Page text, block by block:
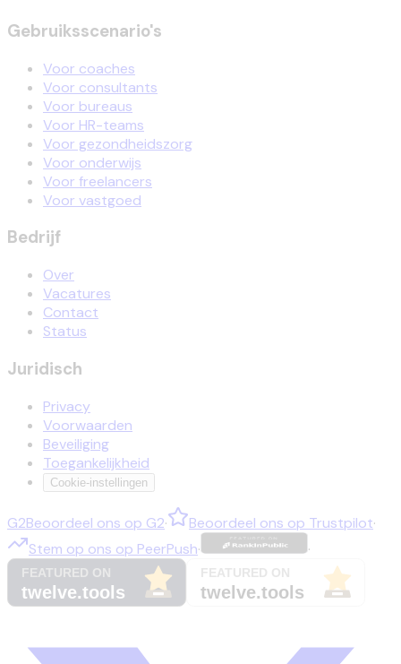
Gebruiksscenario's
Voor coaches
Voor consultants
Voor bureaus
Voor HR-teams
Voor gezondheidszorg
Voor onderwijs
Voor freelancers
Voor vastgoed
Bedrijf
Over
Vacatures
Contact
Status
Juridisch
Privacy
Voorwaarden
Beveiliging
Toegankelijkheid
Cookie-instellingen
G2Beoordeel ons op G2· Beoordeel ons op Trustpilot·
Stem op ons op PeerPush· ·